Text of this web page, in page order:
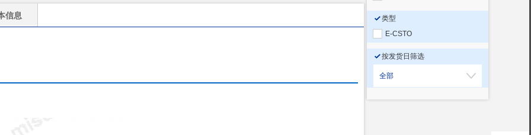
信息
类型
E-CSTO
按发货日筛选
全部